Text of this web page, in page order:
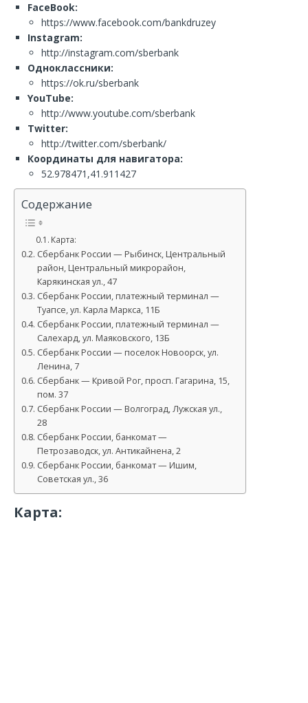
FaceBook:
https://www.facebook.com/bankdruzey
Instagram:
http://instagram.com/sberbank
Одноклассники:
https://ok.ru/sberbank
YouTube:
http://www.youtube.com/sberbank
Twitter:
http://twitter.com/sberbank/
Координаты для навигатора:
52.978471,41.911427
Содержание
Карта:
Сбербанк России — Рыбинск, Центральный
район, Центральный микрорайон,
Карякинская ул., 47
Сбербанк России, платежный терминал —
Туапсе, ул. Карла Маркса, 11Б
Сбербанк России, платежный терминал —
Салехард, ул. Маяковского, 13Б
Сбербанк России — поселок Новоорск, ул.
Ленина, 7
Сбербанк — Кривой Рог, просп. Гагарина, 15,
пом. 37
Сбербанк России — Волгоград, Лужская ул.,
28
Сбербанк России, банкомат —
Петрозаводск, ул. Антикайнена, 2
Сбербанк России, банкомат — Ишим,
Советская ул., 36
Карта: